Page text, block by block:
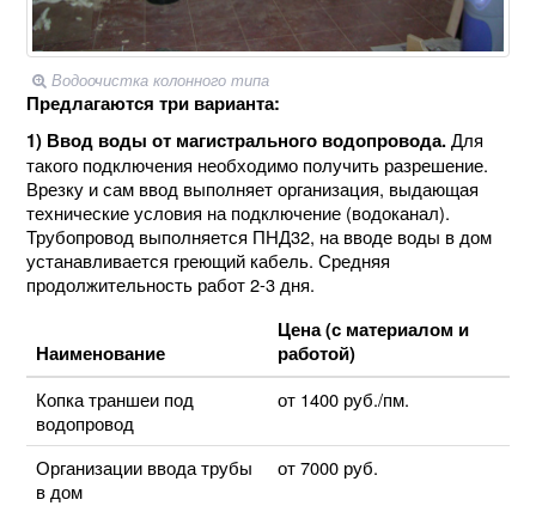
Водоочистка колонного типа
Предлагаются три варианта:
1) Ввод воды от магистрального водопровода.Для
такого подключения необходимо получить разрешение.
Врезку и сам ввод выполняет организация, выдающая
технические условия на подключение (водоканал).
Трубопровод выполняется ПНД32, на вводе воды в дом
устанавливается греющий кабель. Средняя
продолжительность работ 2-3 дня.
Наименование
Цена (с материалом и
работой)
Копка траншеи под
водопровод
от 1400 руб./пм.
Организации ввода трубы
в дом
от 7000 руб.